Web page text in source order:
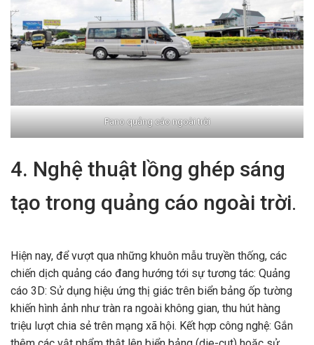
Pano quảng cáo ngoài trời
4. Nghệ thuật lồng ghép sáng
tạo trong quảng cáo ngoài trời.
Hiện nay, để vượt qua những khuôn mẫu truyền thống, các
chiến dịch quảng cáo đang hướng tới sự tương tác: Quảng
cáo 3D: Sử dụng hiệu ứng thị giác trên biển bảng ốp tường
khiến hình ảnh như tràn ra ngoài không gian, thu hút hàng
triệu lượt chia sẻ trên mạng xã hội. Kết hợp công nghệ: Gắn